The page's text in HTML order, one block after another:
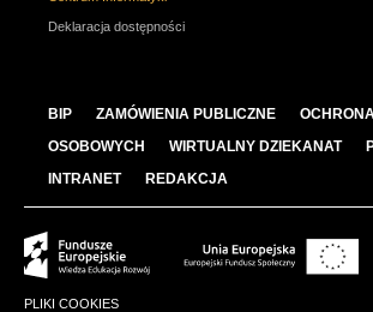
Deklaracja dostępności
BIP ZAMÓWIENIA PUBLICZNE
OSOBOWYCH
WIRTUALNY DZIEKANAT
INTRANET
REDAKCJA
PLIKI COOKIES